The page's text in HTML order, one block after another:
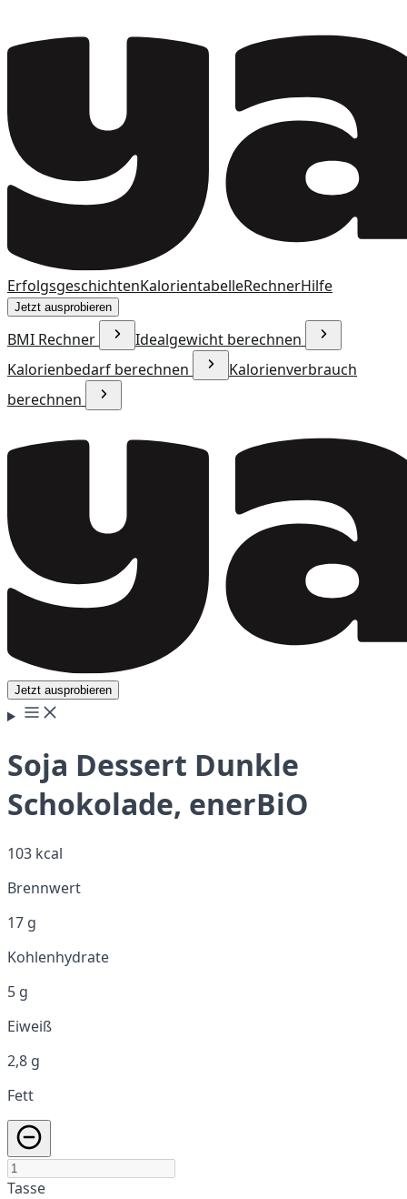
ErfolgsgeschichtenKalorientabelleRechnerHilfe
Jetzt ausprobieren
BMI Rechner
Idealgewicht berechnen
Kalorienbedarf berechnen
Kalorienverbrauch
berechnen
Jetzt ausprobieren
Soja Dessert Dunkle
Schokolade, enerBiO
103 kcal
Brennwert
17 g
Kohlenhydrate
5 g
Eiweiß
2,8 g
Fett
Tasse